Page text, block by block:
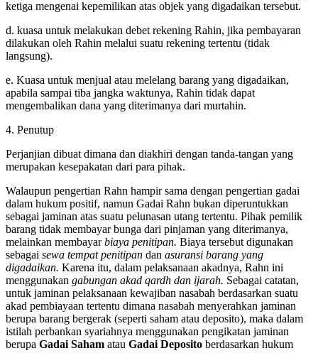
ketiga mengenai kepemilikan atas objek yang digadaikan tersebut.
d. kuasa untuk melakukan debet rekening Rahin, jika pembayaran
dilakukan oleh Rahin melalui suatu rekening tertentu (tidak
langsung).
e. Kuasa untuk menjual atau melelang barang yang digadaikan,
apabila sampai tiba jangka waktunya, Rahin tidak dapat
mengembalikan dana yang diterimanya dari murtahin.
4. Penutup
Perjanjian dibuat dimana dan diakhiri dengan tanda-tangan yang
merupakan kesepakatan dari para pihak.
Walaupun pengertian Rahn hampir sama dengan pengertian gadai
dalam hukum positif, namun Gadai Rahn bukan diperuntukkan
sebagai jaminan atas suatu pelunasan utang tertentu. Pihak pemilik
barang tidak membayar bunga dari pinjaman yang diterimanya,
melainkan membayarbiaya penitipan. Biaya tersebut digunakan
sebagai sewa tempat penitipan dan asuransi barang yang
digadaikan. Karena itu, dalam pelaksanaan akadnya, Rahn ini
menggunakan gabungan akad qardh dan ijarah. Sebagai catatan,
untuk jaminan pelaksanaan kewajiban nasabah berdasarkan suatu
akad pembiayaan tertentu dimana nasabah menyerahkan jaminan
berupa barang bergerak (seperti saham atau deposito), maka dalam
istilah perbankan syariahnya menggunakan pengikatan jaminan
berupa Gadai Saham atau Gadai Deposito berdasarkan hukum